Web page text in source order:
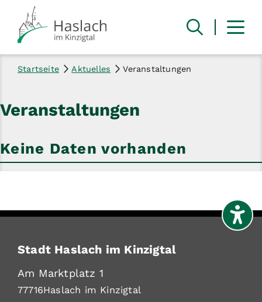
Startseite Aktuelles Veranstaltungen
Veranstaltungen
Keine Daten vorhanden
Stadt Haslach im Kinzigtal
Am Marktplatz 1
77716Haslach im Kinzigtal